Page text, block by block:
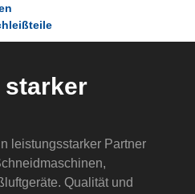
starker
leistungsstarker Partner
Qualität und